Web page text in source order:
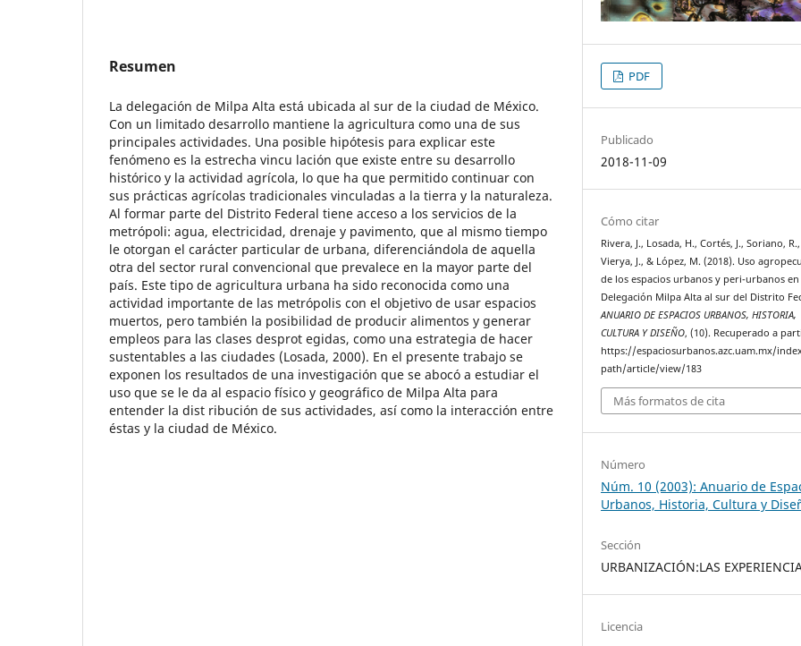
Resumen
La delegación de Milpa Alta está ubicada al sur de la ciudad de México.
Con un limitado desarrollo mantiene la agricultura como una de sus
principales actividades. Una posible hipótesis para explicar este
fenómeno es la estrecha vincu lación que existe entre su desarrollo
histórico y la actividad agrícola, lo que ha que permitido continuar con
sus prácticas agrícolas tradicionales vinculadas a la tierra y la naturaleza.
Al formar parte del Distrito Federal tiene acceso a los servicios de la
metrópoli: agua, electricidad, drenaje y pavimento, que al mismo tiempo
le otorgan el carácter particular de urbana, diferenciándola de aquella
otra del sector rural convencional que prevalece en la mayor parte del
país. Este tipo de agricultura urbana ha sido reconocida como una
actividad importante de las metrópolis con el objetivo de usar espacios
muertos, pero también la posibilidad de producir alimentos y generar
empleos para las clases desprot egidas, como una estrategia de hacer
sustentables a las ciudades (Losada, 2000). En el presente trabajo se
exponen los resultados de una investigación que se abocó a estudiar el
uso que se le da al espacio físico y geográfico de Milpa Alta para
entender la dist ribución de sus actividades, así como la interacción entre
éstas y la ciudad de México.
PDF
Publicado
2018-11-09
Cómo citar
Rivera, J., Losada, H., Cortés, J., Soriano, R.,
Vierya, J., & López, M. (2018). Uso
de los espacios urbanos y peri-urbanos en
Delegación Milpa Alta al sur del Distrito
ANUARIO DE ESPACIOS URBANOS, HISTORIA,
CULTURA Y DISEÑO, (10). Recuperado a
https://espaciosurbanos.azc.uam.mx/
path/article/view/183
Más formatos de cita
Número
Núm. 10 (2003): Anuario de
Urbanos, Historia, Cultura y
Sección
URBANIZACIÓN:LAS
Licencia